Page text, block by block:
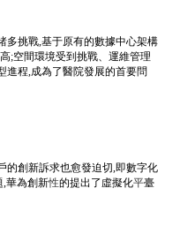
多挑戰,基于原有的數據中心架構
;空間環境受到挑戰、運維管理
進程,成為了醫院發展的首要問
的創新訴求也愈發迫切,即數字化
,華為創新性的提出了虛擬化平臺